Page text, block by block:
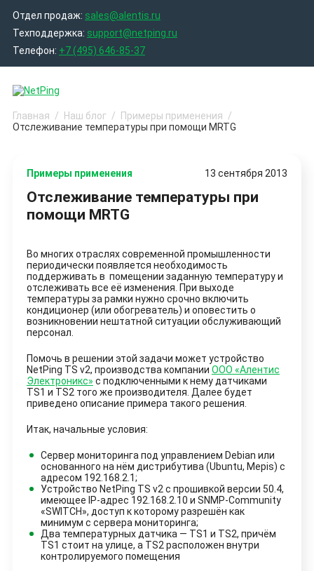
content
Отдел продаж: sales@alentis.ru
Техподдержка: support@netping.ru
Телефон: +7 (495) 646-85-37
Главная Наш блог
Примеры применения
Отслеживание температуры при помощи MRTG
Примеры применения 13 сентября 2013
Отслеживание температуры при
помощи MRTG
Во многих отраслях современной промышленности
периодически появляется необходимость
поддерживать в помещении заданную температуру и
отслеживать все её изменения. При выходе
температуры за рамки нужно срочно включить
кондиционер (или обогреватель) и оповестить о
возникновении нештатной ситуации обслуживающий
персонал.
Помочь в решении этой задачи может устройство
NetPing TS v2, производства компании ООО «Алентис
Электроникс» с подключенными к нему датчиками
TS1 и TS2 того же производителя. Далее будет
приведено описание примера такого решения.
Итак, начальные условия:
Сервер мониторинга под управлением Debian или
основанного на нём дистрибутива (Ubuntu, Mepis) с
адресом 192.168.2.1;
Устройство NetPing TS v2 с прошивкой версии 50.4,
имеющее IP-адрес 192.168.2.10 и SNMP-Community
«SWITCH», доступ к которому разрешён как
минимум с сервера мониторинга;
Два температурных датчика — TS1 и TS2, причём
TS1 стоит на улице, а TS2 расположен внутри
контролируемого помещения